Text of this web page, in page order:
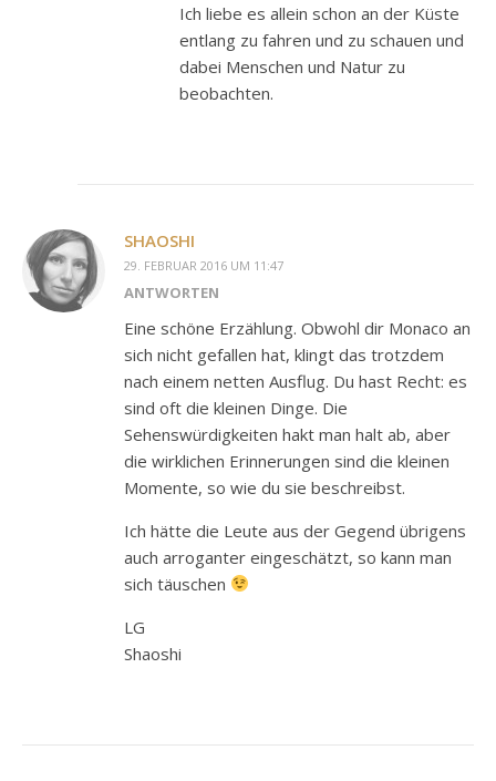
Ich liebe es allein schon an der Küste
entlang zu fahren und zu schauen und
dabei Menschen und Natur zu
beobachten.
SHAOSHI
29. FEBRUAR 2016 UM 11:47
ANTWORTEN
Eine schöne Erzählung. Obwohl dir Monaco an
sich nicht gefallen hat, klingt das trotzdem
nach einem netten Ausflug. Du hast Recht: es
sind oft die kleinen Dinge. Die
Sehenswürdigkeiten hakt man halt ab, aber
die wirklichen Erinnerungen sind die kleinen
Momente, so wie du sie beschreibst.
Ich hätte die Leute aus der Gegend übrigens
auch arroganter eingeschätzt, so kann man
sich täuschen
LG
Shaoshi